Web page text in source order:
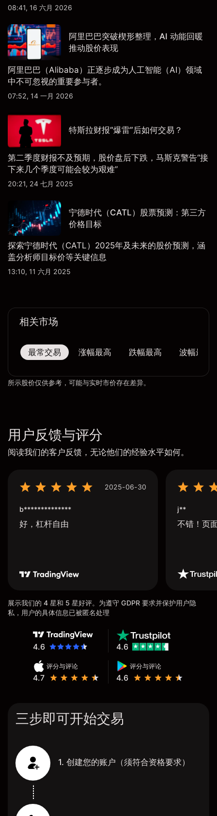
08:41, 16 六月 2026
阿里巴巴突破楔形整理，AI 动能回暖
推动股价表现
阿里巴巴（Alibaba）正逐步成为人工智能（AI）领域
中不可忽视的重要参与者。
07:52, 14 一月 2026
特斯拉财报“爆雷”后如何交易？
第二季度财报不及预期，股价盘后下跌，马斯克警告“接
下来几个季度可能会较为艰难”
20:21, 24 七月 2025
宁德时代（CATL）股票预测：第三方
价格目标
探索宁德时代（CATL）2025年及未来的股价预测，涵
盖分析师目标价等关键信息
13:10, 11 六月 2025
相关市场
最常交易 涨幅最高 跌幅最高 波幅最大
所示股价仅供参考，可能与实时市价存在差异。
用户反馈与评分
阅读我们的客户反馈，无论他们的经验水平如何。
2025-06-30
b**************
好，杠杆自由
j**
不错！页
展示我们的 4 星和 5 星好评。为遵守 GDPR 要求并保护用户隐
私，用户的具体信息已被匿名处理
4.6
评分与评论
4.7
评分与评论
4.6
4.6
三步即可开始交易
1. 创建您的账户（须符合资格要求）